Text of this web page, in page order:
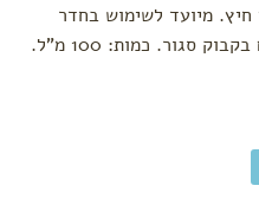
מיועד לשימוש בחדר
סגור. כמות: 100 מ"ל.